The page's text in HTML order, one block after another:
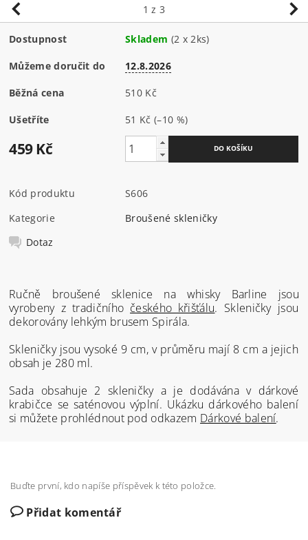
1 z 3
Dostupnost Skladem (2 x 2ks)
Můžeme doručit do 12.8.2026
Běžná cena 510 Kč
Ušetříte 51 Kč(–10 %)
459 Kč
Kód produktu
S606
Kategorie
Broušené skleničky
Dotaz
Ručně broušené sklenice na whisky Barline jsou
vyrobeny z tradičního českého křišťálu. Skleničky jsou
dekorovány lehkým brusem Spirála.
Skleničky jsou vysoké 9 cm, v průměru mají 8 cm a jejich
obsah je 280 ml.
Sada obsahuje 2 skleničky a je dodávána v dárkové
krabičce se saténovou výplní. Ukázku dárkového balení
si můžete prohlédnout pod odkazem Dárkové balení.
Buďte první, kdo napíše příspěvek k této položce.
Přidat komentář